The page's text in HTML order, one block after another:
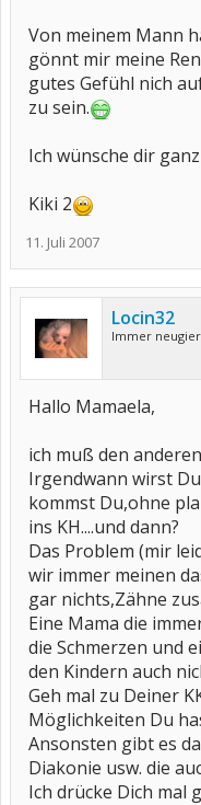
Von meinem Mann
gönnt mir meine
gutes Gefühl nich
zu sein.
Ich wünsche dir
Kiki 2
11. Juli 2007
Locin32
Immer
Hallo Mamaela,
ich muß den
Irgendwann wirst
kommst Du,ohne
ins KH....und dann?
Das Problem (mir
wir immer meinen
gar nichts,Zähne
Eine Mama die
die Schmerzen und
den Kindern auch
Geh mal zu Deiner
Möglichkeiten Du
Ansonsten gibt es
Diakonie usw. die
Ich drücke Dich mal